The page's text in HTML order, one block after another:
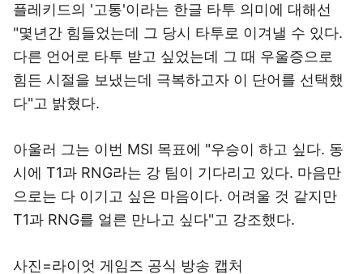
플레키드의 '고통'이라는 한글 타투 의미에 대해선
"몇년간 힘들었는데 그 당시 타투로 이겨낼 수 있다.
다른 언어로 타투 받고 싶었는데 그 때 우울증으로
힘든 시절을 보냈는데 극복하고자 이 단어를 선택했
다"고 밝혔다.
아울러 그는 이번 MSI 목표에 "우승이 하고 싶다. 동
시에 T1과 RNG라는 강 팀이 기다리고 있다. 마음만
으로는 다 이기고 싶은 마음이다. 어려울 것 같지만
T1과 RNG를 얼른 만나고 싶다"고 강조했다.
사진=라이엇 게임즈 공식 방송 캡처